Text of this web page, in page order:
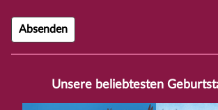
Unsere beliebtesten